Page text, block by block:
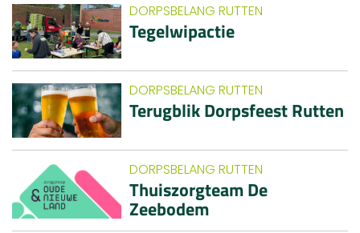
DORPSBELANG RUTTEN
Tegelwipactie
DORPSBELANG RUTTEN
Terugblik Dorpsfeest Rutten
DORPSBELANG RUTTEN
Thuiszorgteam De
Zeebodem